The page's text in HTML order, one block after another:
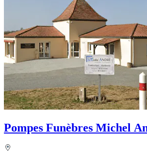
Pompes Funèbres Michel